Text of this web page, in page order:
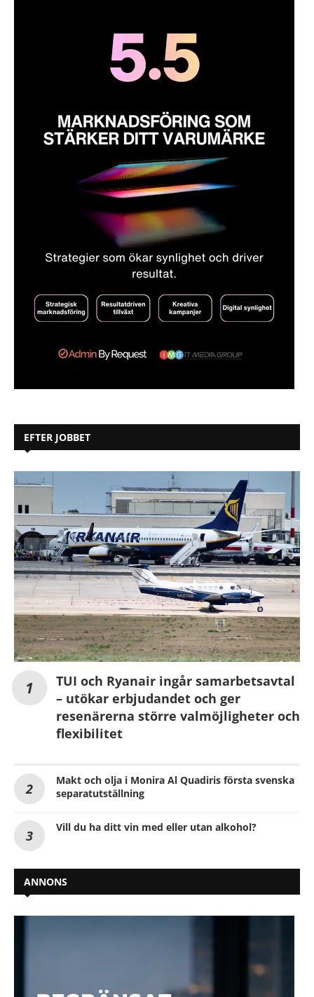
EFTER JOBBET
TUI och Ryanair ingår samarbetsavtal
– utökar erbjudandet och ger
resenärerna större valmöjligheter och
flexibilitet
Makt och olja i Monira Al Quadiris första svenska
separatutställning
Vill du ha ditt vin med eller utan alkohol?
ANNONS